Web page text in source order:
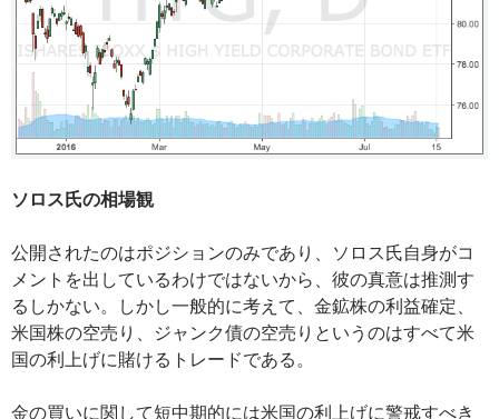
ソロス氏の相場観
公開されたのはポジションのみであり、ソロス氏自身がコ
メントを出しているわけではないから、彼の真意は推測す
るしかない。しかし一般的に考えて、金鉱株の利益確定、
米国株の空売り、ジャンク債の空売りというのはすべて米
国の利上げに賭けるトレードである。
金の買いに関して短中期的には米国の利上げに警戒すべき